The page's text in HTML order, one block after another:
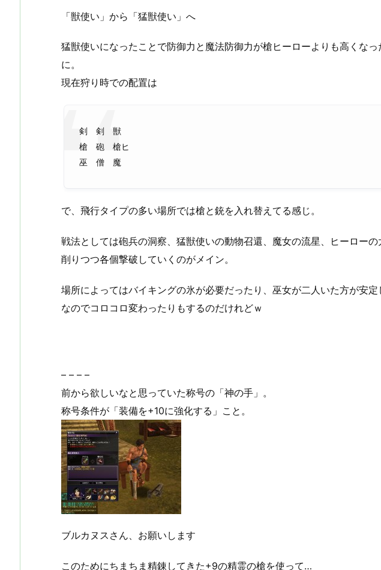
「獣使い」から「猛獣使い」へ
猛獣使いになったことで防御力と魔法防御力が槍ヒーローよりも高くな
に。
現在狩り時での配置は
剣 剣 獣
槍 砲 槍ヒ
巫 僧 魔
で、飛行タイプの多い場所では槍と銃を入れ替えてる感じ。
戦法としては砲兵の洞察、猛獣使いの動物召還、魔女の流星、ヒーロー
削りつつ各個撃破していくのがメイン。
場所によってはバイキングの氷が必要だったり、巫女が二人いた方が安
なのでコロコロ変わったりもするのだけれどｗ
– – – –
前から欲しいなと思っていた称号の「神の手」。
称号条件が「装備を+10に強化する」こと。
ブルカヌスさん、お願いします
このためにちまちま精錬してきた+9の精霊の槍を使って…